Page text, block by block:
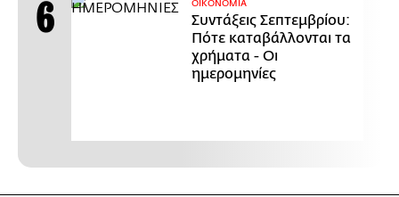
ΟΙΚΟΝΟΜΙΑ
Συντάξεις Σεπτεμβρίου:
Πότε καταβάλλονται τα
χρήματα - Οι
ημερομηνίες